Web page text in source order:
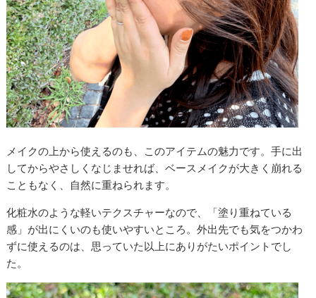
メイクの上から使えるのも、このアイテムの魅力です。手に出
してからやさしくなじませれば、ベースメイクが大きく崩れる
こともなく、自然に重ねられます。
化粧水のような軽いテクスチャーなので、「塗り重ねている
感」が出にくいのも使いやすいところ。外出先でも気をつかわ
ずに使えるのは、思っていた以上にありがたいポイントでし
た。